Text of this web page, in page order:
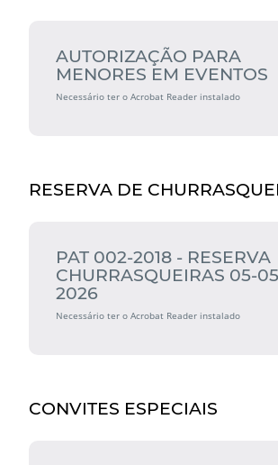
AUTORIZAÇÃO PARA
MENORES EM EVENTOS
Necessário ter o Acrobat Reader instalado
RESERVA DE
PAT 002-2018 - RESERVA
CHURRASQUEIRAS 05-
2026
Necessário ter o Acrobat Reader instalado
CONVITES ESPECIAIS